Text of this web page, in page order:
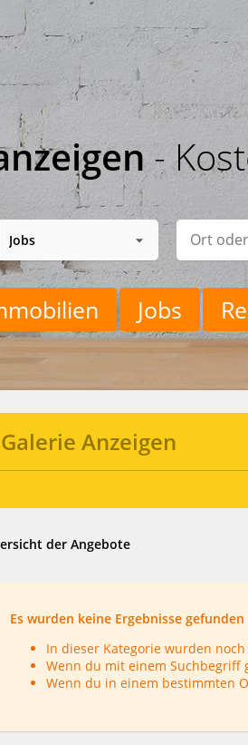
-
Jobs
Galerie Anzeigen
der Angebote
Es wurden keine Ergebnisse gefunden
In dieser Kategorie wurden
Wenn du mit einem Suchbegriff
Wenn du in einem bestimmten